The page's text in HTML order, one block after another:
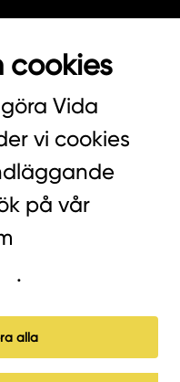
00
216 50
cookies
Vida
vi cookies
på vår
.
alla